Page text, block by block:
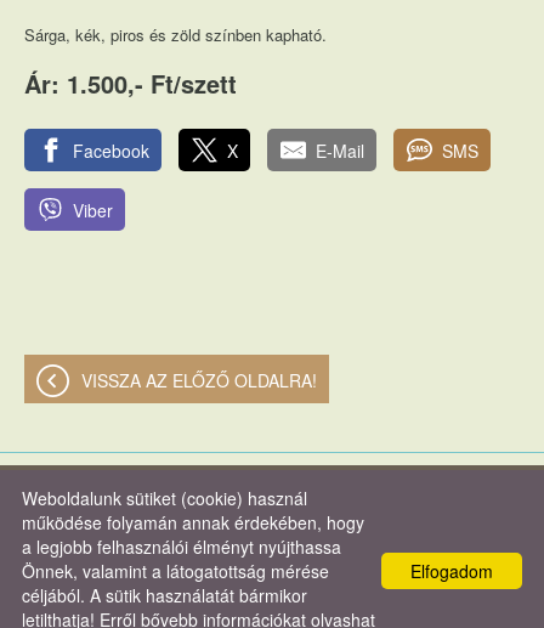
Sárga, kék, piros és zöld színben kapható.
Ár: 1.500,- Ft/szett
Facebook X E-Mail SMS
Viber
VISSZA AZ ELŐZŐ OLDALRA!
© 2026 - Verasztó és Társa Kft.
Oldal információklAdatkezelési tájékoztató lImpresszum
Elfogadom
Weboldalunk sütiket (cookie) használ
működése folyamán annak érdekében, hogy
a legjobb felhasználói élményt nyújthassa
Önnek, valamint a látogatottság mérése
céljából. A sütik használatát bármikor
letilthatja! Erről bővebb információkat olvashat